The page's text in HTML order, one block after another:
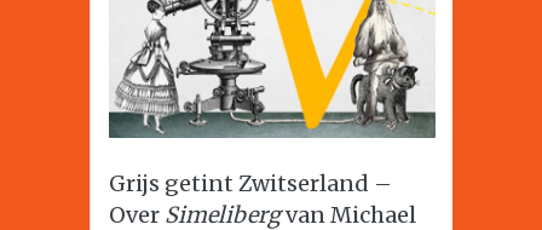
Grijs getint Zwitserland –
Over Simelibergvan Michael